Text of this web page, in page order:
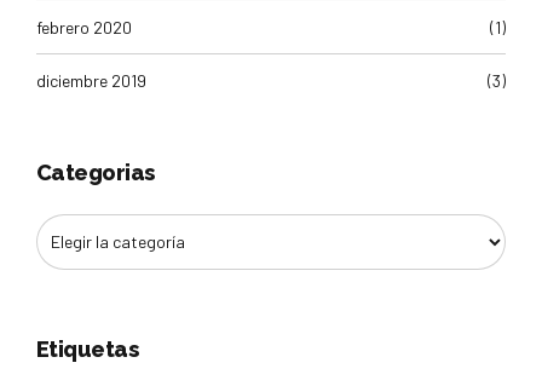
febrero 2020 (1)
diciembre 2019 (3)
Categorias
Etiquetas